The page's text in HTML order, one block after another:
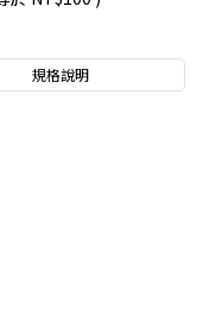
規格說明
格 :